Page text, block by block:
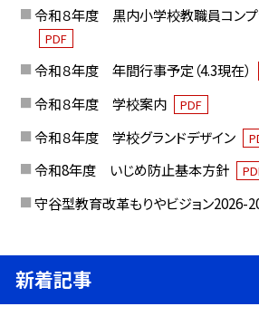
令和８年度 黒内小学校教職員コンプ
PDF
令和８年度 年間行事予定（4.3現在）
令和８年度 学校案内 PDF
令和８年度 学校グランドデザイン
令和8年度 いじめ防止基本方針
守谷型教育改革もりやビジョン2026-
新着記事